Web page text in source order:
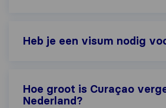
Heb je een visum nodig
Hoe groot is Curaçao
Nederland?